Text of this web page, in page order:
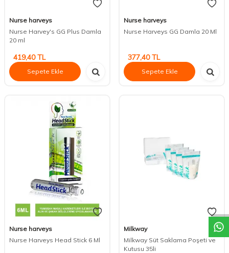
DESTEK
Nurse harveys
Nurse Harvey's GG Plus Damla
20 ml
419,40TL
Sepete Ekle
Nurse harveys
Nurse Harveys GG Damla 20 Ml
377,40TL
Sepete Ekle
Nurse harveys
Nurse Harveys Head Stick 6 Ml
Milkway
Milkway Süt Saklama Poşeti ve
Kutusu 35li